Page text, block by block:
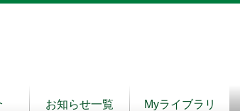
お知らせ一覧 Myライブラリ